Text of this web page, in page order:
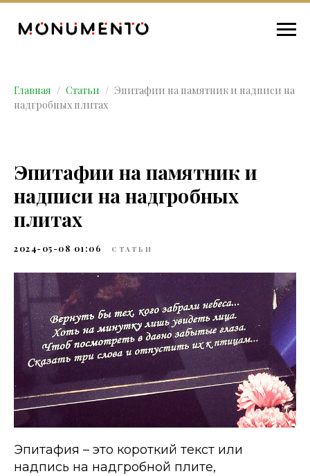
Главная Статьи
Эпитафии на памятник и надписи на
надгробных плитах
Эпитафии на памятник и
надписи на надгробных
плитах
2024-05-08 01:06 СТАТЬИ
Эпитафия – это короткий текст или
надпись на надгробной плите,